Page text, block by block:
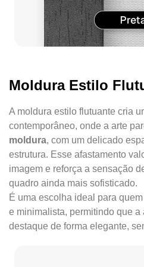
Moldura Estilo
A moldura estilo flutuante cria
contemporâneo, onde a arte
moldura, com um delicado
estrutura. Esse afastamento
imagem e reforça a sensação
quadro ainda mais sofisticado.
É uma escolha ideal para
e minimalista, permitindo que a
destaque de forma elegante,